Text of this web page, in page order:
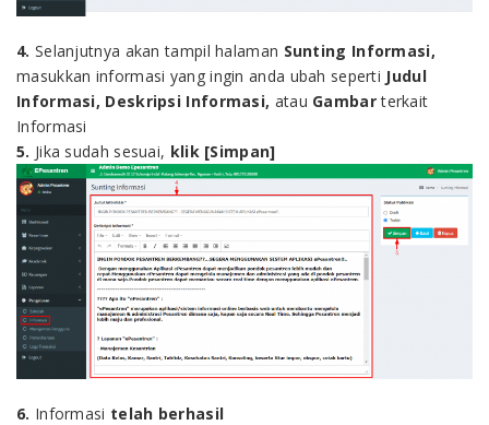
4. Selanjutnya akan tampil halaman Sunting Informasi,
masukkan informasi yang ingin anda ubah seperti Judul
Informasi, Deskripsi Informasi, atau Gambarterkait
Informasi
5. Jika sudah sesuai, klik [Simpan]
6. Informasi telah berhasil